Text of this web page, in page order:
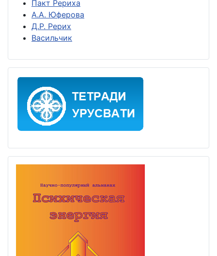
Пакт Рериха
А.А. Юферова
Д.Р. Рерих
Васильчик